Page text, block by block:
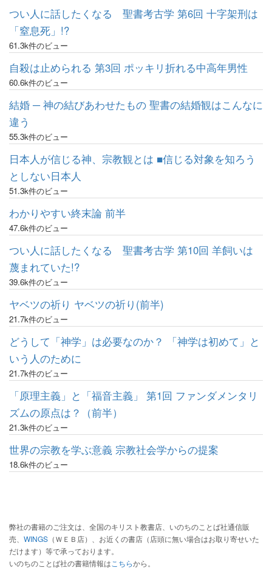
つい人に話したくなる 聖書考古学 第6回 十字架刑は
「窒息死」!?
61.3k件のビュー
自殺は止められる 第3回 ポッキリ折れる中高年男性
60.6k件のビュー
結婚 ─ 神の結びあわせたもの 聖書の結婚観はこんなに
違う
55.3k件のビュー
日本人が信じる神、宗教観とは ■信じる対象を知ろう
としない日本人
51.3k件のビュー
わかりやすい終末論 前半
47.6k件のビュー
つい人に話したくなる 聖書考古学 第10回 羊飼いは
蔑まれていた!?
39.6k件のビュー
ヤベツの祈り ヤベツの祈り(前半)
21.7k件のビュー
どうして「神学」は必要なのか？ 「神学は初めて」と
いう人のために
21.7k件のビュー
「原理主義」と「福音主義」 第1回 ファンダメンタリ
ズムの原点は？（前半）
21.3k件のビュー
世界の宗教を学ぶ意義 宗教社会学からの提案
18.6k件のビュー
弊社の書籍のご注文は、全国のキリスト教書店、いのちのことば社通信販
売、 WINGS （ＷＥＢ店）、お近くの書店（店頭に無い場合はお取り寄せいた
だけます）等で承っております。
いのちのことば社の書籍情報は こちらから。